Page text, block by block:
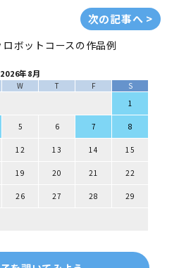
次の記事へ >
ロボットコースの作品例
2026年8月
W T F
S
1
5 6 7 8
12 13 14 15
19 20 21 22
26 27 28 29